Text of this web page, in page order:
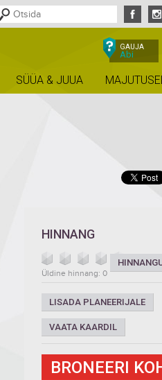
GAUJA
Abi
SÜÜA & JUUA
HINNANG
Üldine hinnang: 0
LISADA PLANEERIJALE
VAATA KAARDIL
BRONEERI